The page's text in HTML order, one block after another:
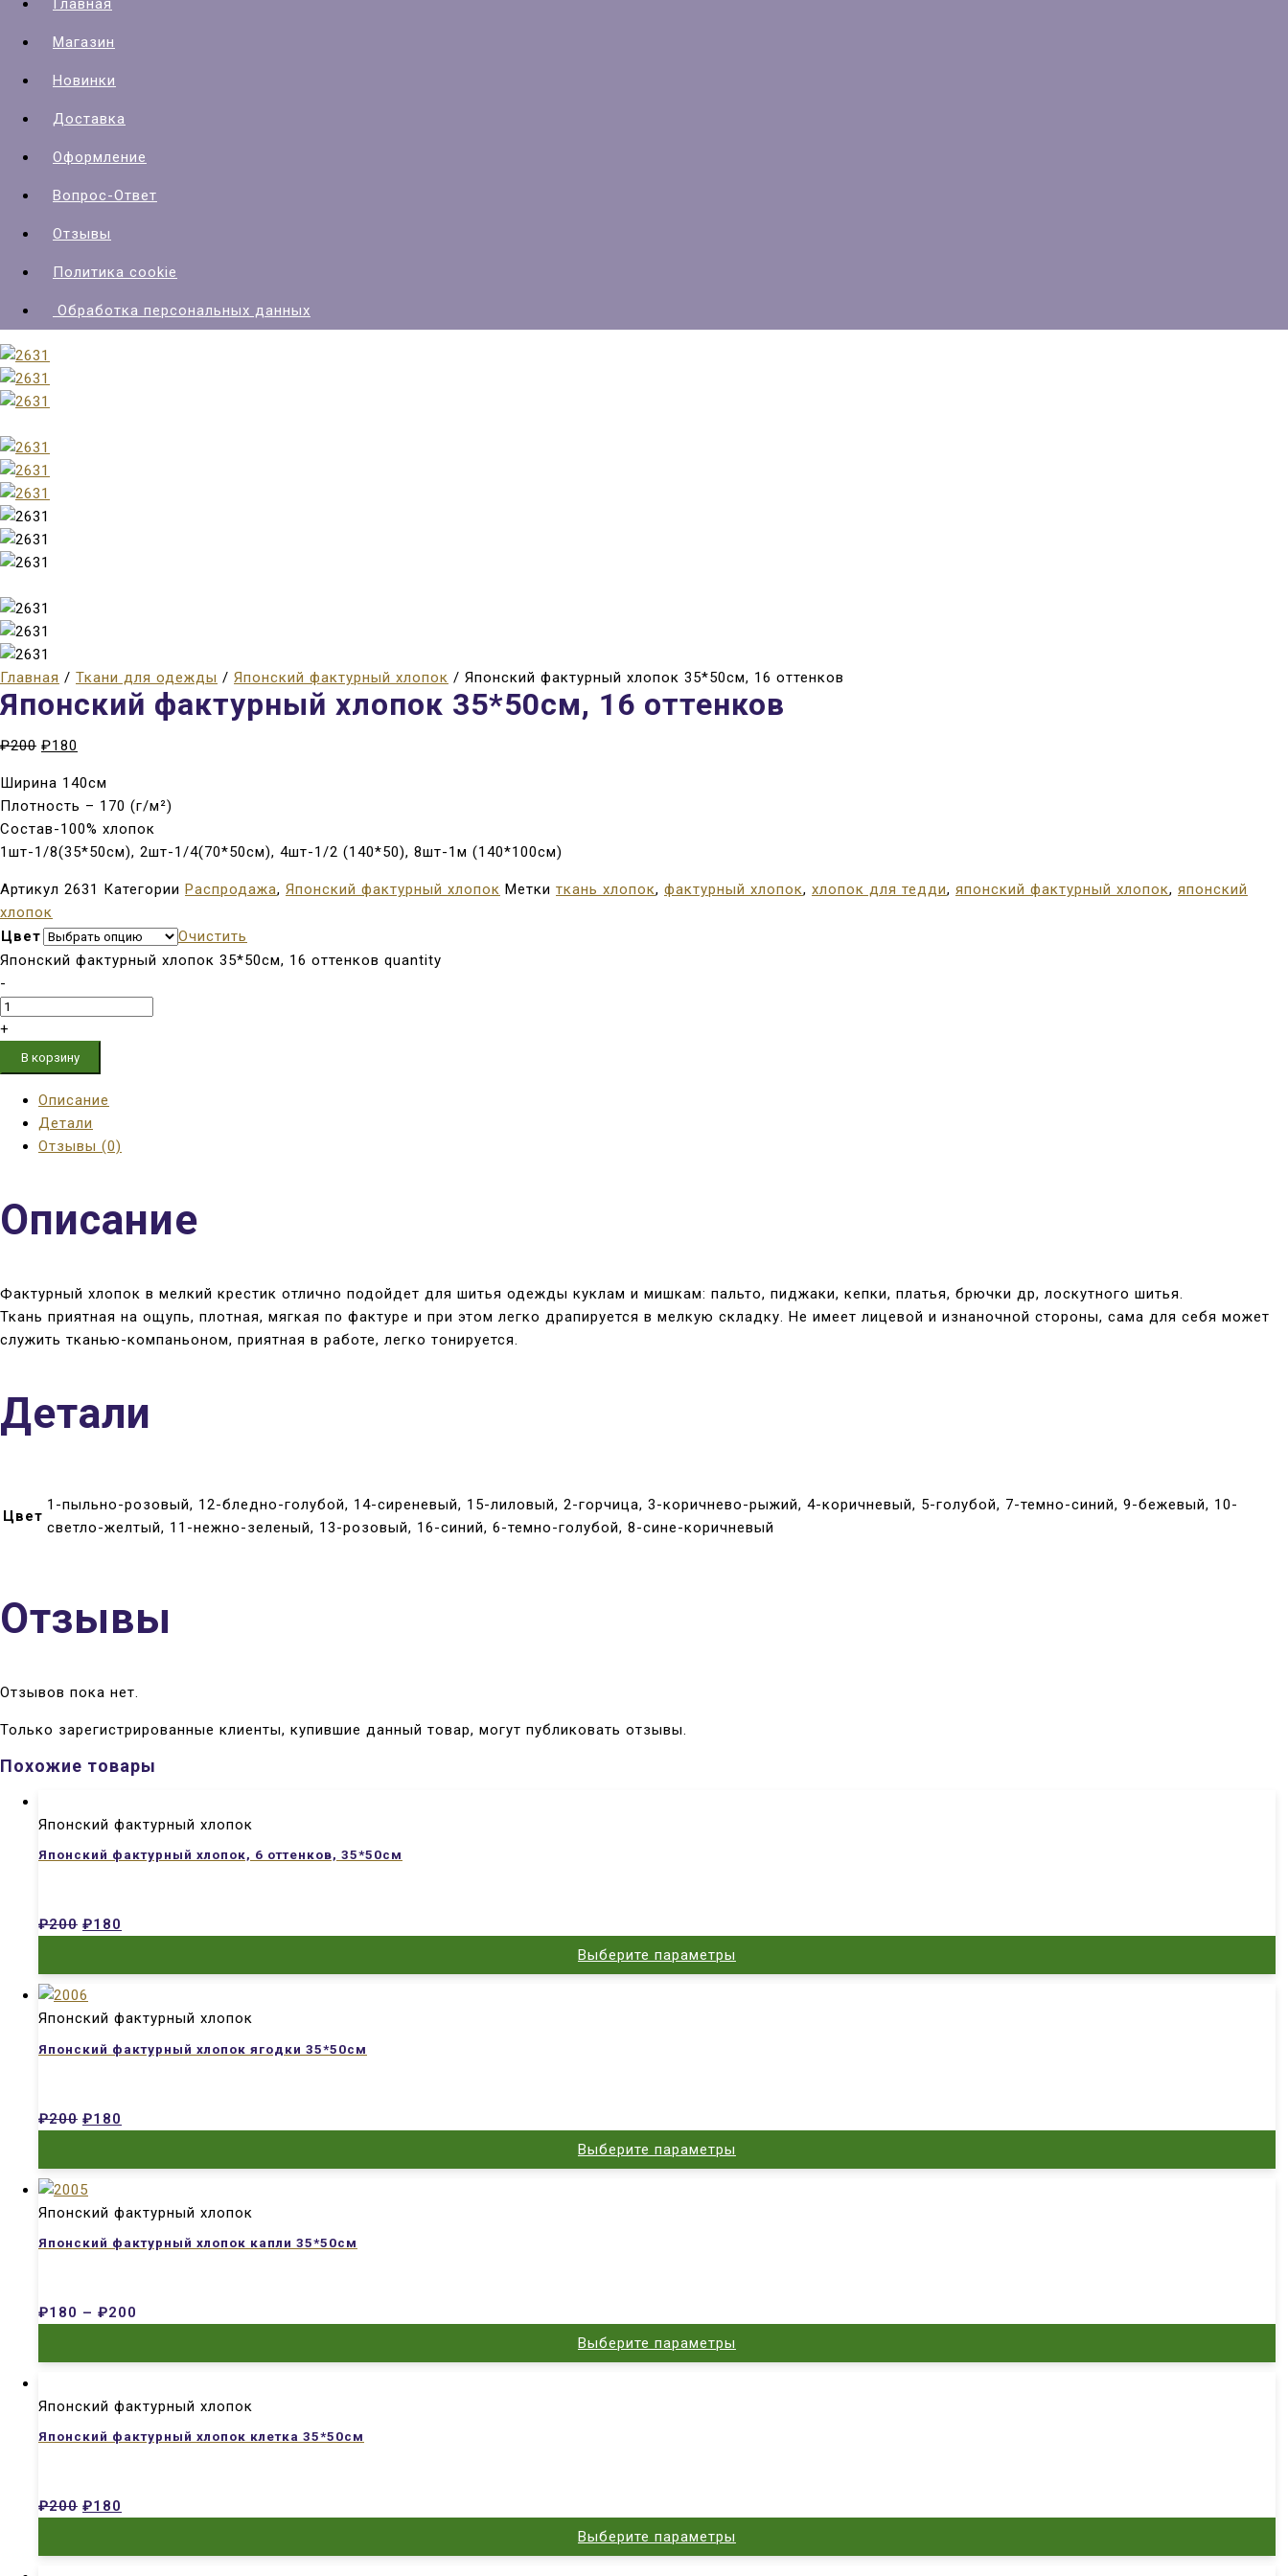
Главная
Магазин
Новинки
Доставка
Оформление
Вопрос-Ответ
Отзывы
Политика cookie
Обработка персональных данных
Главная / Ткани для одежды / Японский фактурный хлопок / Японский фактурный хлопок 35*50см, 16 оттенков
Японский фактурный хлопок 35*50см, 16 оттенков
₽200 ₽180
Ширина 140см
Плотность – 170 (г/м²)
Состав-100% хлопок
1шт-1/8(35*50см), 2шт-1/4(70*50см), 4шт-1/2 (140*50), 8шт-1м (140*100см)
Артикул 2631 Категории Распродажа, Японский фактурный хлопок Метки ткань хлопок, фактурный хлопок, хлопок для тедди, японский фактурный хлопок, японский
хлопок
Цвет
Очистить
Японский фактурный хлопок 35*50см, 16 оттенков quantity
-
+
В корзину
Описание
Детали
Отзывы (0)
Описание
Фактурный хлопок в мелкий крестик отлично подойдет для шитья одежды куклам и мишкам: пальто, пиджаки, кепки, платья, брючки др, лоскутного шитья.
Ткань приятная на ощупь, плотная, мягкая по фактуре и при этом легко драпируется в мелкую складку. Не имеет лицевой и изнаночной стороны, сама для себя может
служить тканью-компаньоном, приятная в работе, легко тонируется.
Детали
Цвет
1-пыльно-розовый, 12-бледно-голубой, 14-сиреневый, 15-лиловый, 2-горчица, 3-коричнево-рыжий, 4-коричневый, 5-голубой, 7-темно-синий, 9-бежевый, 10-
светло-желтый, 11-нежно-зеленый, 13-розовый, 16-синий, 6-темно-голубой, 8-сине-коричневый
Отзывы
Отзывов пока нет.
Только зарегистрированные клиенты, купившие данный товар, могут публиковать отзывы.
Похожие товары
Японский фактурный хлопок
Японский фактурный хлопок, 6 оттенков, 35*50см
₽200 ₽180
Выберите параметры
Японский фактурный хлопок
Японский фактурный хлопок ягодки 35*50см
₽200 ₽180
Выберите параметры
Японский фактурный хлопок
Японский фактурный хлопок капли 35*50см
₽180 – ₽200
Выберите параметры
Японский фактурный хлопок
Японский фактурный хлопок клетка 35*50см
₽200 ₽180
Выберите параметры